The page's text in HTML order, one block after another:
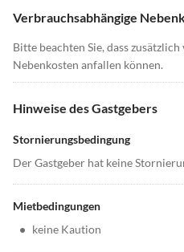
Verbrauchsabhängige
Bitte beachten Sie, dass
Nebenkosten anfallen können.
Hinweise des Gastgebers
Stornierungsbedingung
Der Gastgeber hat keine
Mietbedingungen
• keine Kaution